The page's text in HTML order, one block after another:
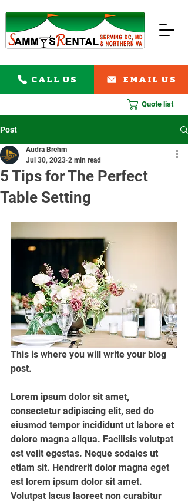
CALL US EMAIL US
Quote list
Post
5 Tips for The Perfect
Table Setting
Audra Brehm
Jul 30, 2023 2 min read
This is where you will write your blog
post.
Lorem ipsum dolor sit amet,
consectetur adipiscing elit, sed do
eiusmod tempor incididunt ut labore et
dolore magna aliqua. Facilisis volutpat
est velit egestas. Neque sodales ut
etiam sit. Hendrerit dolor magna eget
est lorem ipsum dolor sit amet.
Volutpat lacus laoreet non curabitur